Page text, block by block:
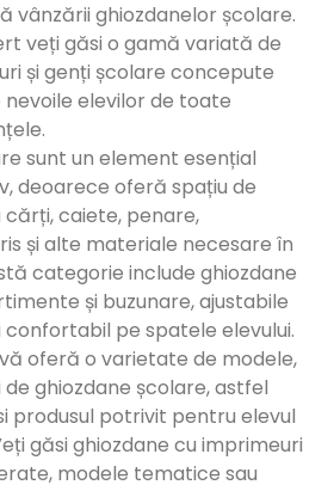
vânzării ghiozdanelor școlare.
veți găsi o gamă variată de
și genți școlare concepute
elevilor de toate
sunt un element esențial
deoarece oferă spațiu de
caiete, penare,
și alte materiale necesare în
categorie include ghiozdane
și buzunare, ajustabile
pe spatele elevului.
oferă o varietate de modele,
de ghiozdane școlare, astfel
produsul potrivit pentru elevul
găsi ghiozdane cu imprimeuri
modele tematice sau